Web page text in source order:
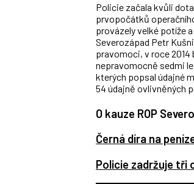
Policie začala kvůli
prvopočátků
provázely velké potíže
Severozápad Petr
pravomoci, v roce
nepravomocně sedmi
kterých popsal údajné
54 údajně ovlivněných
O kauze ROP
Černá díra na
Policie zadržuje tři